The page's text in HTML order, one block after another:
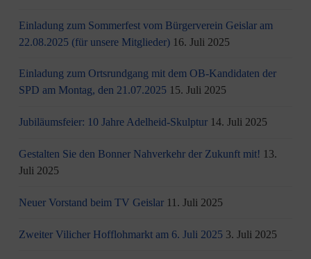
Einladung zum Sommerfest vom Bürgerverein Geislar am
22.08.2025 (für unsere Mitglieder) 16. Juli 2025
Einladung zum Ortsrundgang mit dem OB-Kandidaten der
SPD am Montag, den 21.07.2025 15. Juli 2025
Jubiläumsfeier: 10 Jahre Adelheid-Skulptur 14. Juli 2025
Gestalten Sie den Bonner Nahverkehr der Zukunft mit! 13.
Juli 2025
Neuer Vorstand beim TV Geislar 11. Juli 2025
Zweiter Vilicher Hofflohmarkt am 6. Juli 2025 3. Juli 2025